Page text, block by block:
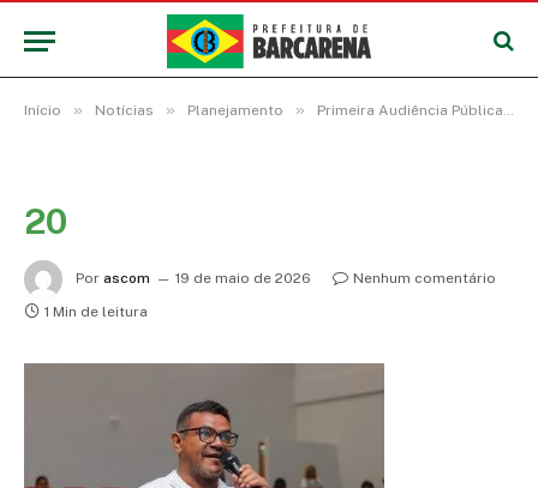
Início » Notícias » Planejamento » Primeira Audiência Pública de revisão do Plano Diretor de Barcarena reconhece os avanços e desafios no desenvolvimento do município
20
Por ascom 19 de maio de 2026
Nenhum comentário
1 Min de leitura